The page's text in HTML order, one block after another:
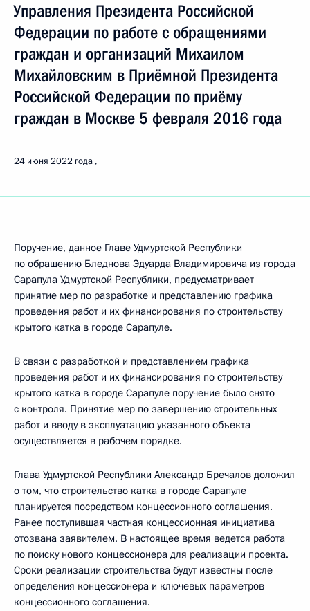
Управления Президента Российской
Федерации по работе с обращениями
граждан и организаций Михаилом
Михайловским в Приёмной Президента
Российской Федерации по приёму
граждан в Москве 5 февраля 2016 года
24 июня 2022 года
Поручение, данное Главе Удмуртской Республики
по обращению Бледнова Эдуарда Владимировича из города
Сарапула Удмуртской Республики, предусматривает
принятие мер по разработке и представлению графика
проведения работ и их финансирования по строительству
крытого катка в городе Сарапуле.
В связи с разработкой и представлением графика
проведения работ и их финансирования по строительству
крытого катка в городе Сарапуле поручение было снято
с контроля. Принятие мер по завершению строительных
работ и вводу в эксплуатацию указанного объекта
осуществляется в рабочем порядке.
Глава Удмуртской Республики Александр Бречалов доложил
о том, что строительство катка в городе Сарапуле
планируется посредством концессионного соглашения.
Ранее поступившая частная концессионная инициатива
отозвана заявителем. В настоящее время ведется работа
по поиску нового концессионера для реализации проекта.
Сроки реализации строительства будут известны после
определения концессионера и ключевых параметров
концессионного соглашения.